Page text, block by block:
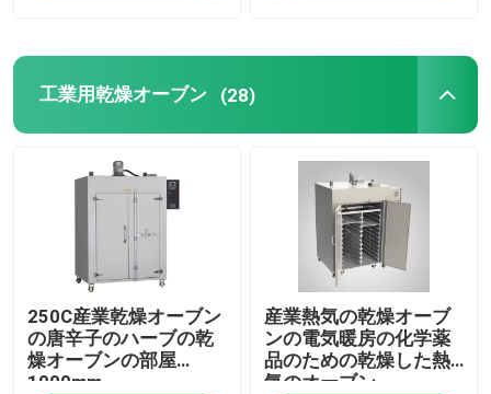
実験用ウォーターバス
工業用乾燥オーブン (28)
250C産業乾燥オーブン
の唐辛子のハーブの乾
燥オーブンの部屋
1000mm
産業熱気の乾燥オーブ
ンの電気暖房の化学薬
品のための乾燥した熱
気のオーブン